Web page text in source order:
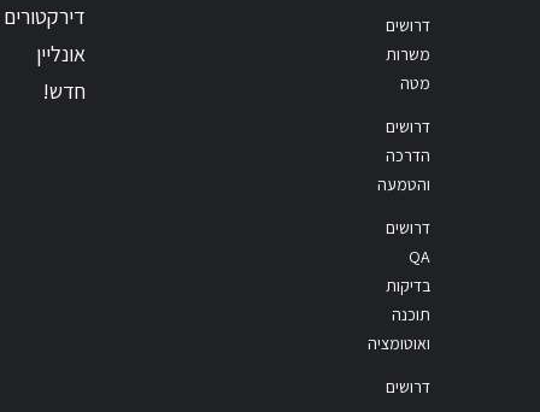
דרושים
משרות
מטה
דרושים
הדרכה
והטמעה
דרושים
QA
בדיקות
תוכנה
ואוטומציה
דרושים
דירקטורים
אונליין
חדש!